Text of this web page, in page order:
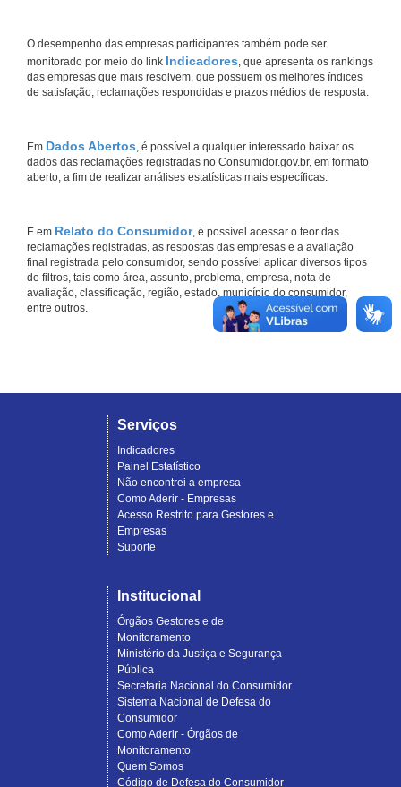
O desempenho das empresas participantes também pode ser
monitorado por meio do link Indicadores, que apresenta os rankings
das empresas que mais resolvem, que possuem os melhores índices
de satisfação, reclamações respondidas e prazos médios de resposta.
Em Dados Abertos, é possível a qualquer interessado baixar os
dados das reclamações registradas no Consumidor.gov.br, em formato
aberto, a fim de realizar análises estatísticas mais específicas.
E em Relato do Consumidor, é possível acessar o teor das
reclamações registradas, as respostas das empresas e a avaliação
final registrada pelo consumidor, sendo possível aplicar diversos tipos
de filtros, tais como área, assunto, problema, empresa, nota de
avaliação, classificação, região, estado, município do consumidor,
entre outros.
Serviços
Indicadores
Painel Estatístico
Não encontrei a empresa
Como Aderir - Empresas
Acesso Restrito para Gestores e
Empresas
Suporte
Institucional
Órgãos Gestores e de
Monitoramento
Ministério da Justiça e Segurança
Pública
Secretaria Nacional do Consumidor
Sistema Nacional de Defesa do
Consumidor
Como Aderir - Órgãos de
Monitoramento
Quem Somos
Código de Defesa do Consumidor